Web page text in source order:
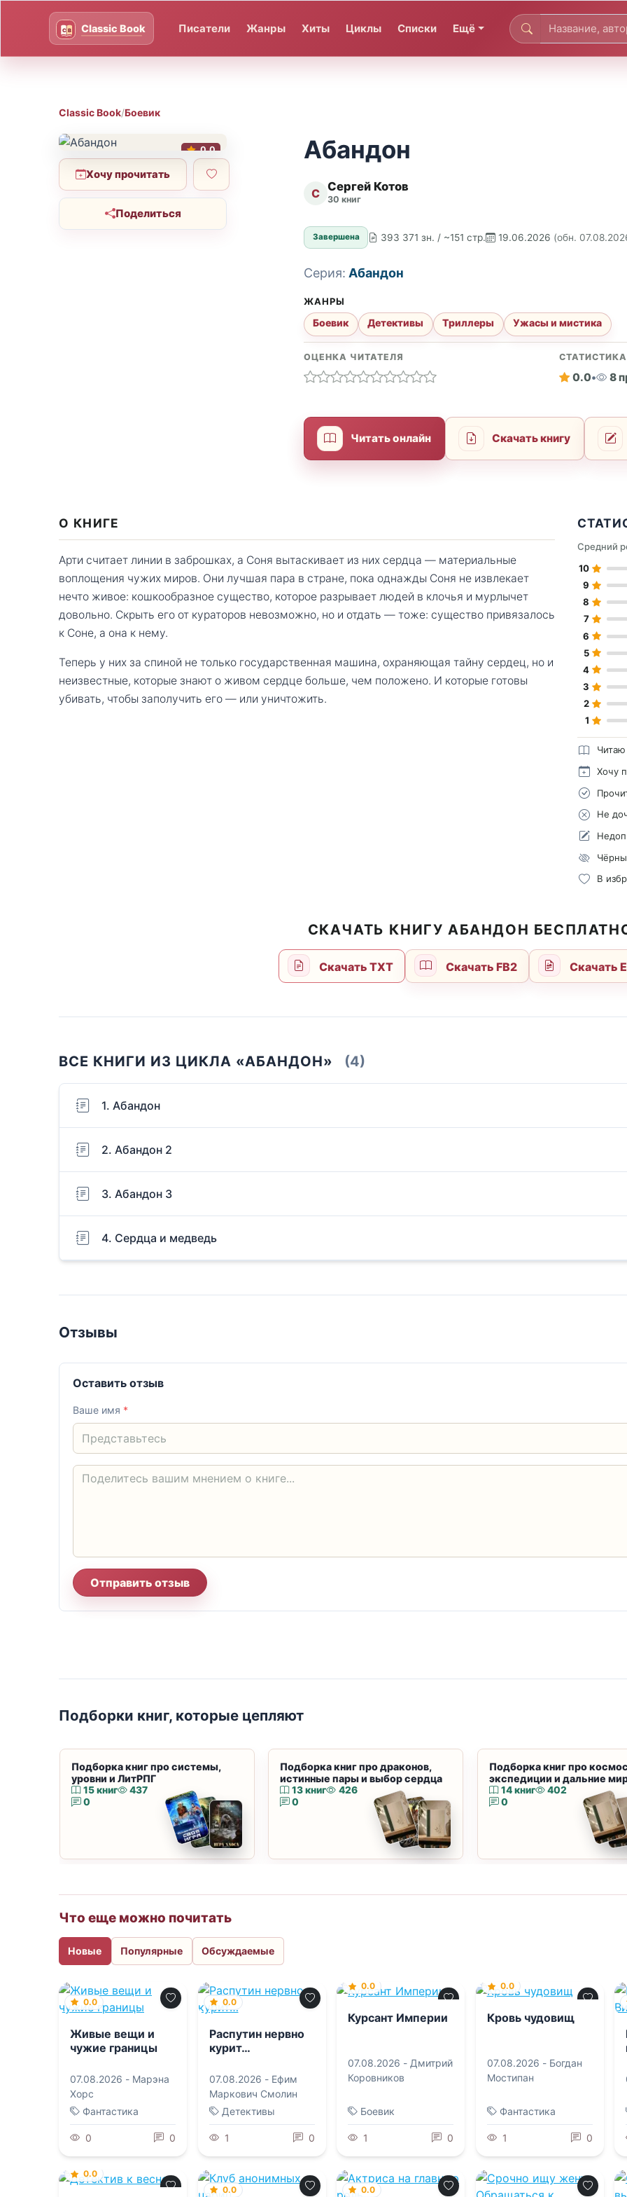
Писатели Жанры Хиты Циклы Списки Ещё
Classic Book/Боевик
0.0
Хочу прочитать
Поделиться
Абандон
С Сергей Котов
30 книг
Завершена 393 371 зн. / ~151 стр. 19.06.2026 (обн.
Серия: Абандон
ЖАНРЫ
Боевик Детективы Триллеры Ужасы и мистика
ОЦЕНКА ЧИТАТЕЛЯ СТАТИСТИКА
0.0• 8
Читать онлайн Скачать книгу
О КНИГЕ
Арти считает линии в заброшках, а Соня вытаскивает из них сердца — материальные
воплощения чужих миров. Они лучшая пара в стране, пока однажды Соня не извлекает
нечто живое: кошкообразное существо, которое разрывает людей в клочья и мурлычет
довольно. Скрыть его от кураторов невозможно, но и отдать — тоже: существо привязалось
к Соне, а она к нему.
Теперь у них за спиной не только государственная машина, охраняющая тайну сердец, но и
неизвестные, которые знают о живом сердце больше, чем положено. И которые готовы
убивать, чтобы заполучить его — или уничтожить.
Средний
10
9
8
7
6
5
4
3
2
1
Читаю
Хочу
Не
В
СКАЧАТЬ КНИГУ АБАНДОН
Скачать TXT Скачать FB2 Скачать
ВСЕ КНИГИ ИЗ ЦИКЛА «АБАНДОН» (4)
1. Абандон
2. Абандон 2
3. Абандон 3
4. Сердца и медведь
Отзывы
Оставить отзыв
Ваше имя *
Отправить отзыв
Подборки книг, которые цепляют
Подборка книг про системы,
уровни и ЛитРПГ
15 книг
437
0
Подборка книг про драконов,
истинные пары и выбор сердца
13 книг
426
0
Подборка книг про
экспедиции и дальние
14 книг
402
0
Что еще можно почитать
Новые Популярные Обсуждаемые
0.0
Живые вещи и
чужие границы
07.08.2026 - Марэна
Хорс
Фантастика
0 0
0.0
Распутин нервно
курит…
07.08.2026 - Ефим
Маркович Смолин
Детективы
1 0
0.0
Курсант Империи
07.08.2026 - Дмитрий
Коровников
Боевик
1 0
0.0
Кровь чудовищ
07.08.2026 - Богдан
Мостипан
Фантастика
1 0
0.0
0.0 0.0